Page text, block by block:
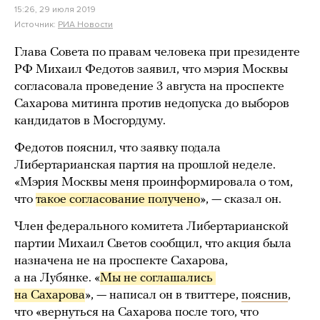
15:26, 29 июля 2019
Источник: РИА Новости
Глава Совета по правам человека при президенте
РФ Михаил Федотов заявил, что мэрия Москвы
согласовала проведение 3 августа на проспекте
Сахарова митинга против недопуска до выборов
кандидатов в Мосгордуму.
Федотов пояснил, что заявку подала
Либертарианская партия на прошлой неделе.
«Мэрия Москвы меня проинформировала о том,
что такое согласование получено», — сказал он.
Член федерального комитета Либертарианской
партии Михаил Светов сообщил, что акция была
назначена не на проспекте Сахарова,
а на Лубянке. «Мы не соглашались
на Сахарова», — написал он в твиттере, пояснив,
что «вернуться на Сахарова после того, что